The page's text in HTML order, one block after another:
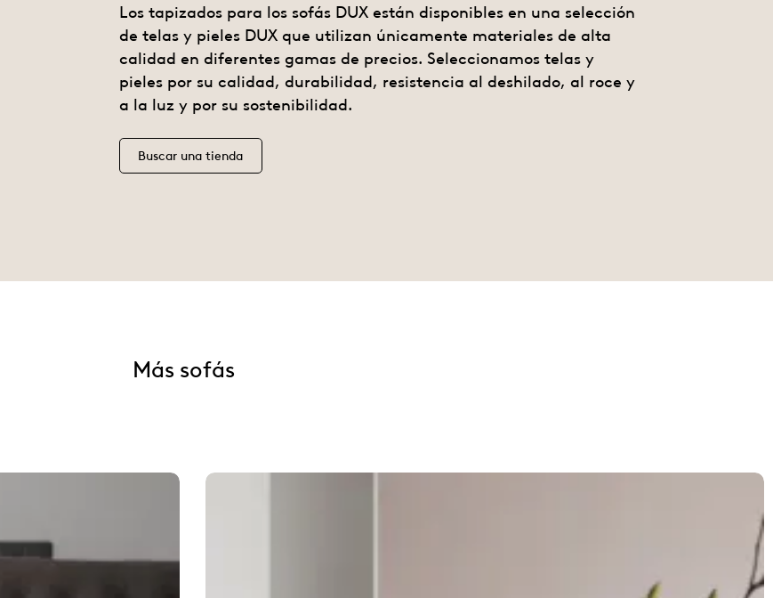
Los tapizados para los sofás DUX están disponibles en una selección
de telas y pieles DUX que utilizan únicamente materiales de alta
calidad en diferentes gamas de precios. Seleccionamos telas y
pieles por su calidad, durabilidad, resistencia al deshilado, al roce y
a la luz y por su sostenibilidad.
Buscar una tienda
Más sofás